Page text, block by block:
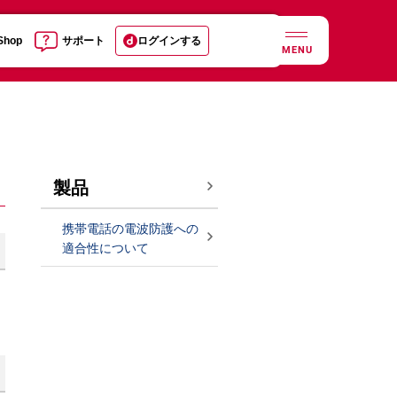
サポート ログインする
MENU
製品
携帯電話の電波防護への
適合性について